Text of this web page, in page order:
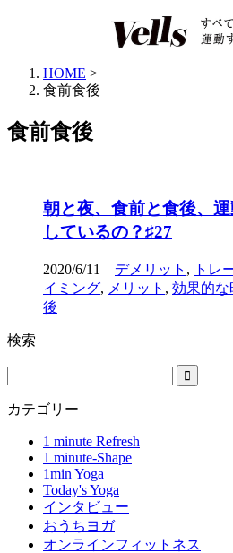
HOME >
食前食後
食前食後
朝と夜、食前と食後、
しているの？♯27
2020/6/11 デメリット , トレ
イミング, メリット , 効果的な
後
検索
カテゴリー
1 minute Refresh
1 minute-Shape
1min Yoga
Today's Yoga
インタビュー
おうちヨガ
オンラインフィットネス